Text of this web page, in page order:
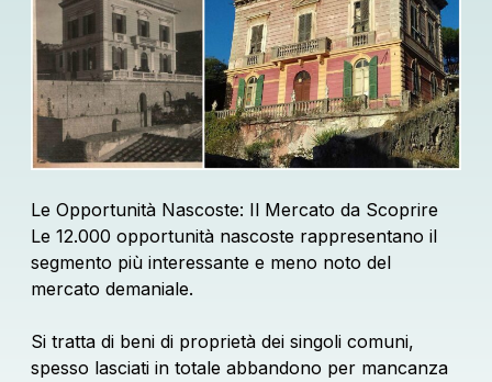
Le Opportunità Nascoste: Il Mercato da Scoprire
Le 12.000 opportunità nascoste rappresentano il
segmento più interessante e meno noto del
mercato demaniale.
Si tratta di beni di proprietà dei singoli comuni,
spesso lasciati in totale abbandono per mancanza